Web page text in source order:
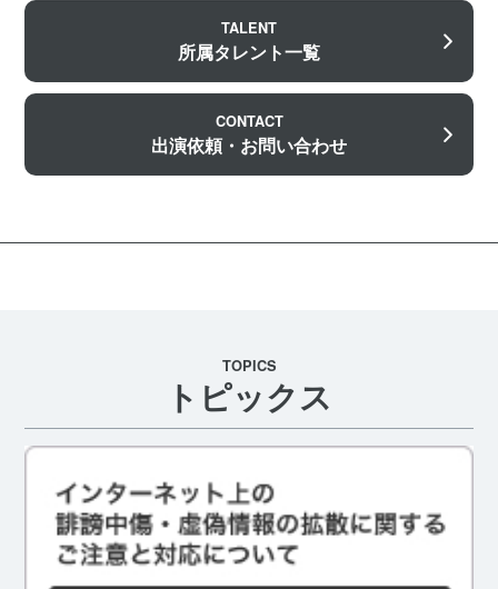
TALENT
所属タレント一覧
CONTACT
出演依頼・お問い合わせ
TOPICS
トピックス